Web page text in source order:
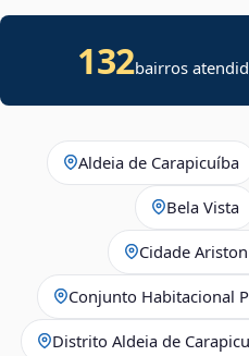
132bairros
Aldeia de Carapicuíba
Bela Vista
Cidade
Conjunto Habitacional
Distrito Aldeia de